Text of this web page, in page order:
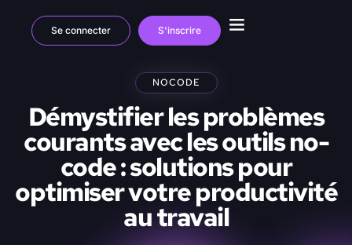
Se connecter S'inscrire
NOCODE
Démystifier les problèmes
courants avec les outils no-
code : solutions pour
optimiser votre productivité
au travail